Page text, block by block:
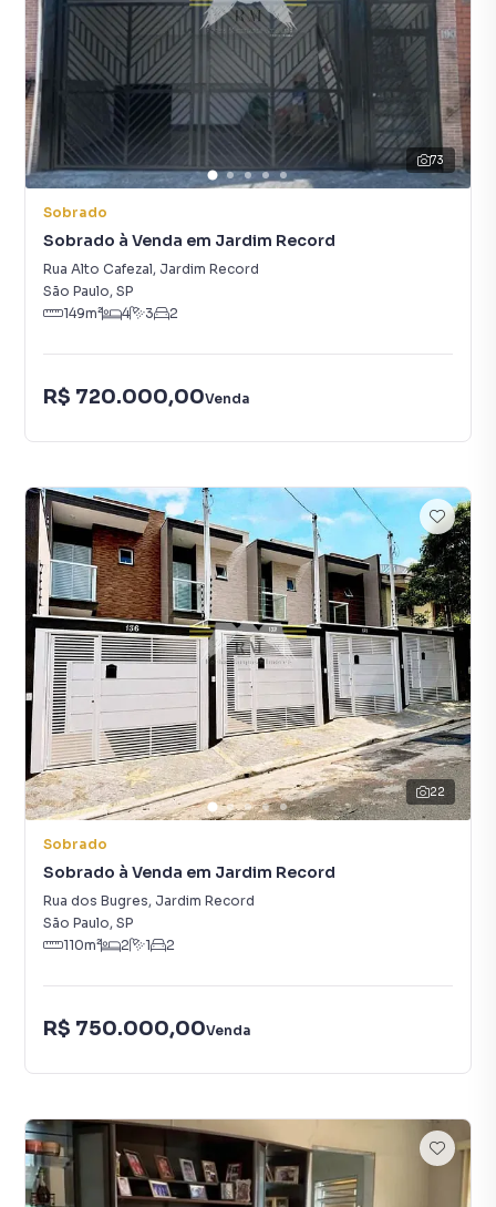
73
Sobrado
Sobrado à Venda em Jardim Record
Rua Alto Cafezal, Jardim Record
São Paulo, SP
149m² 4 3 2
R$ 720.000,00Venda
22
Sobrado
Sobrado à Venda em Jardim Record
Rua dos Bugres, Jardim Record
São Paulo, SP
110m² 2 1 2
R$ 750.000,00Venda